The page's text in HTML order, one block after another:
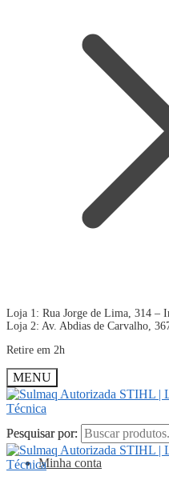
Loja 1: Rua Jorge de Lima, 314 –
Loja 2: Av. Abdias de Carvalho,
Retire em 2h
MENU
Pesquisar por:
Minha conta
Pesquisar por: